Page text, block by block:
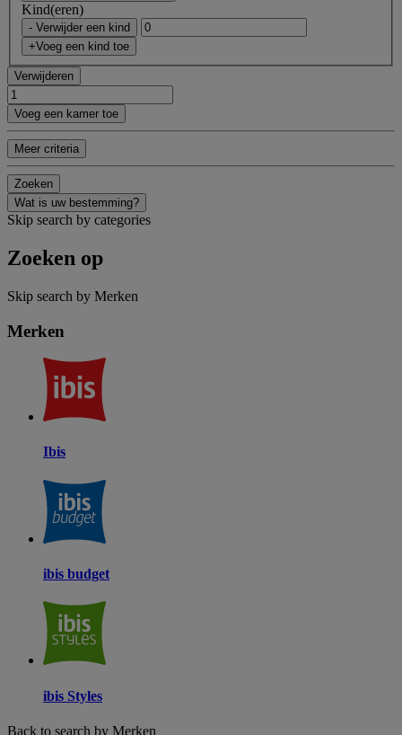
Kind(eren)
- Verwijder een kind
+Voeg een kind toe
Verwijderen
Voeg een kamer toe
Meer criteria
Zoeken
Wat is uw bestemming?
Skip search by categories
Zoeken op
Skip search by Merken
Merken
Ibis
ibis budget
ibis Styles
Back to search by Merken